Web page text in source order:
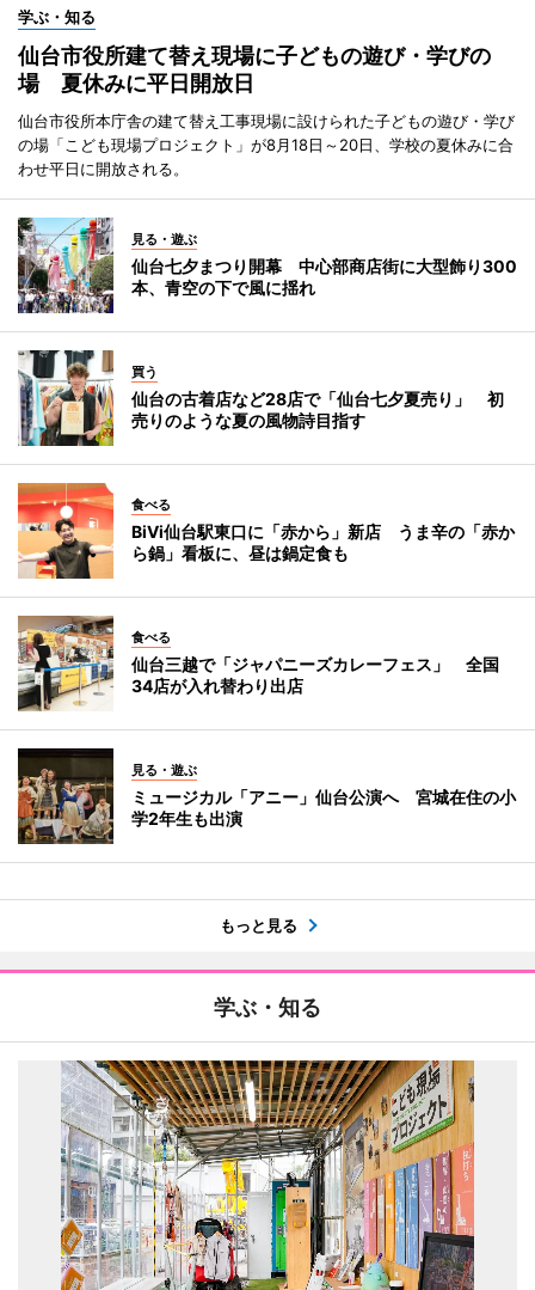
学ぶ・知る
仙台市役所建て替え現場に子どもの遊び・学びの
場 夏休みに平日開放日
仙台市役所本庁舎の建て替え工事現場に設けられた子どもの遊び・学び
の場「こども現場プロジェクト」が8月18日～20日、学校の夏休みに合
わせ平日に開放される。
見る・遊ぶ
仙台七夕まつり開幕 中心部商店街に大型飾り300
本、青空の下で風に揺れ
買う
仙台の古着店など28店で「仙台七夕夏売り」 初
売りのような夏の風物詩目指す
食べる
BiVi仙台駅東口に「赤から」新店 うま辛の「赤か
ら鍋」看板に、昼は鍋定食も
食べる
仙台三越で「ジャパニーズカレーフェス」 全国
34店が入れ替わり出店
見る・遊ぶ
ミュージカル「アニー」仙台公演へ 宮城在住の小
学2年生も出演
もっと見る
学ぶ・知る